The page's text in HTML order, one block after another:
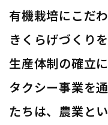
有機栽培にこだ
きくらげづくり
生産体制の確立
タクシー事業を
たちは、農業と